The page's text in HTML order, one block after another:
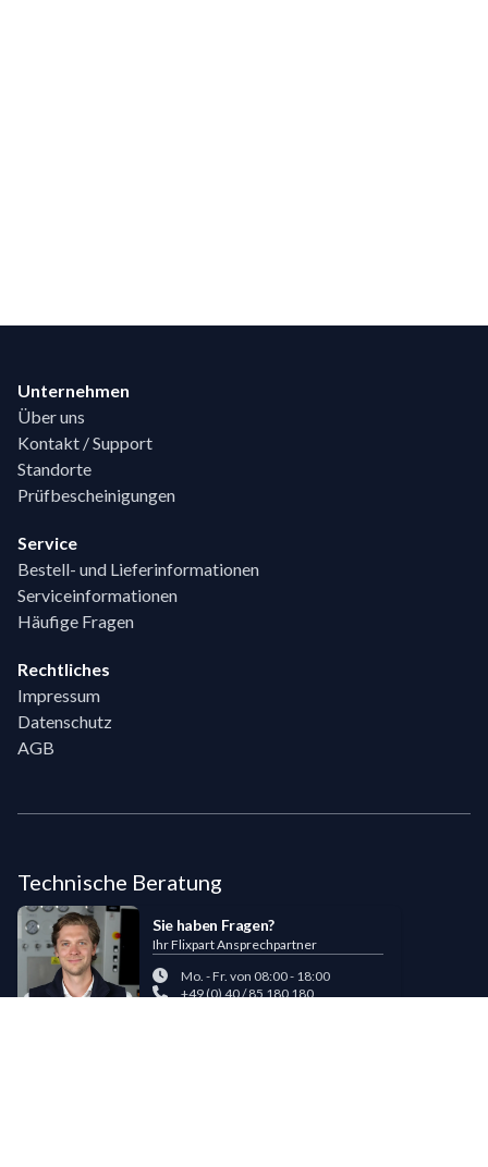
Unternehmen
Über uns
Kontakt / Support
Standorte
Prüfbescheinigungen
Service
Bestell- und Lieferinformationen
Serviceinformationen
Häufige Fragen
Rechtliches
Impressum
Datenschutz
AGB
Technische Beratung
Sie haben Fragen?
Ihr Flixpart Ansprechpartner
Mo. - Fr. von 08:00 - 18:00
+49 (0) 40 / 85 180 180